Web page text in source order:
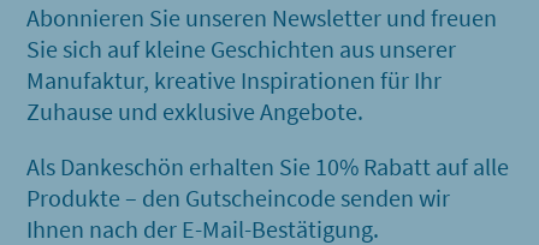
Abonnieren Sie unseren Newsletter und freuen
Sie sich auf kleine Geschichten aus unserer
Manufaktur, kreative Inspirationen für Ihr
Zuhause und exklusive Angebote.
Als Dankeschön erhalten Sie 10% Rabatt auf alle
Produkte – den Gutscheincode senden wir
Ihnen nach der E-Mail-Bestätigung.